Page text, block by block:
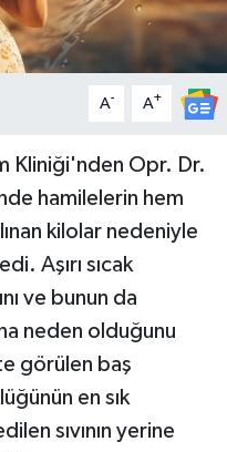
A- A+
Kliniği'nden Opr. Dr.
hamilelerin hem
kilolar nedeniyle
Aşırı sıcak
ve bunun da
neden olduğunu
görülen baş
en sık
sıvının yerine